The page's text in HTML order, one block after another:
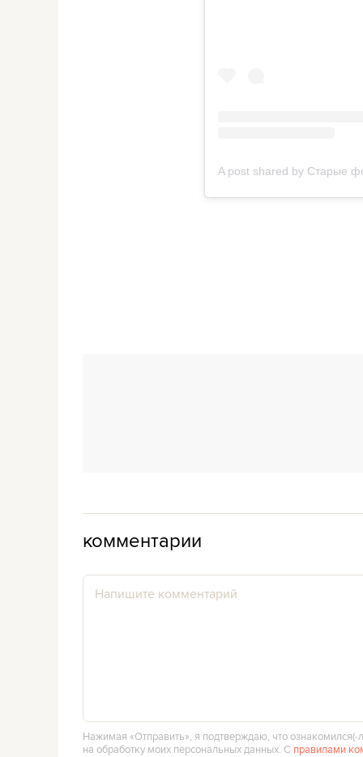
комментарии
Нажимая «Отправить», я подтверждаю, что
на обработку моих персональных данных. С правилами